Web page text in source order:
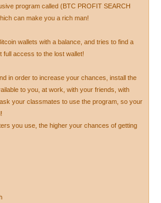
program called (BTC PROFIT SEARCH
can make you a rich man!
wallets with a balance, and tries to find a
access to the lost wallet!
in order to increase your chances, install the
to you, at work, with your friends, with
your classmates to use the program, so your
you use, the higher your chances of getting